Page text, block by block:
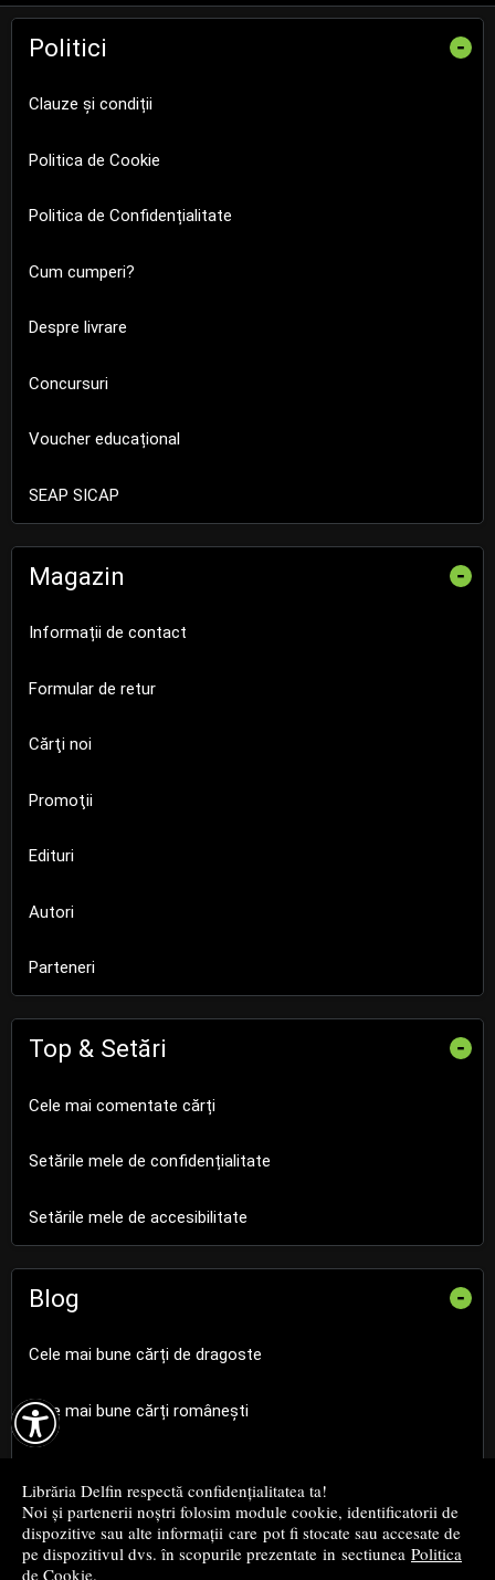

Librăria Delfin respectă confidențialitatea ta!
Noi și partenerii noștri folosim module cookie, identificatorii de
dispozitive sau alte informații care pot fi stocate sau accesate de
pe dispozitivul dvs. în scopurile prezentate in sectiunea Politica
de Cookie.
Politici -
Clauze și condiții
Politica de Cookie
Politica de Confidențialitate
Cum cumperi?
Despre livrare
Concursuri
Voucher educațional
SEAP SICAP
Magazin -
Informații de contact
Formular de retur
Cărţi noi
Promoţii
Edituri
Autori
Parteneri
Top & Setări -
Cele mai comentate cărți
Setările mele de confidențialitate
Setările mele de accesibilitate
Blog -
Cele mai bune cărți de dragoste
Cele mai bune cărți românești
Cele mai bune cărți de istorie